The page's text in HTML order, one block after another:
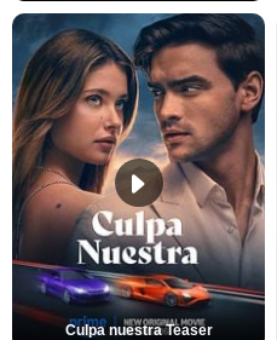
Culpa nuestra Teaser